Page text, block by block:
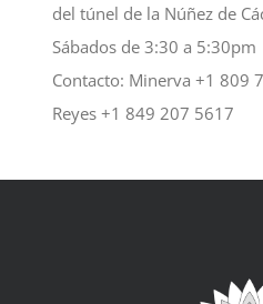
del túnel de la Núñez de
Sábados de 3:30 a 5:30pm
Contacto: Minerva +1 809
Reyes +1 849 207 5617